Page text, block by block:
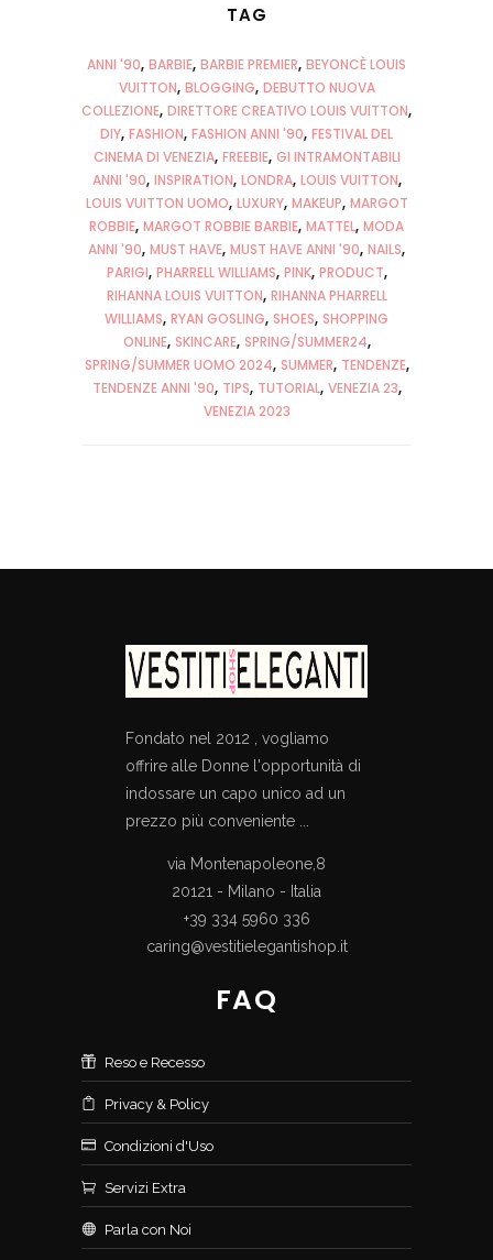
TAG
ANNI '90 BARBIE BARBIE PREMIER BEYONCÈ LOUIS
VUITTON BLOGGING DEBUTTO NUOVA
COLLEZIONE DIRETTORE CREATIVO LOUIS VUITTON
DIY FASHION FASHION ANNI '90 FESTIVAL DEL
CINEMA DI VENEZIA FREEBIE GI INTRAMONTABILI
ANNI '90 INSPIRATION LONDRA LOUIS VUITTON
LOUIS VUITTON UOMO LUXURY MAKEUP MARGOT
ROBBIE MARGOT ROBBIE BARBIE MATTEL MODA
ANNI '90 MUST HAVE MUST HAVE ANNI '90 NAILS
PARIGI PHARRELL WILLIAMS PINK PRODUCT
RIHANNA LOUIS VUITTON RIHANNA PHARRELL
WILLIAMS RYAN GOSLING SHOES SHOPPING
ONLINE SKINCARE SPRING/SUMMER24
SPRING/SUMMER UOMO 2024 SUMMER TENDENZE
TENDENZE ANNI '90 TIPS TUTORIAL VENEZIA 23
VENEZIA 2023
Fondato nel 2012 , vogliamo
offrire alle Donne l'opportunità di
indossare un capo unico ad un
prezzo più conveniente ...
via Montenapoleone,8
20121 - Milano - Italia
+39 334 5960 336
caring@vestitielegantishop.it
FAQ
Reso e Recesso
Privacy & Policy
Condizioni d'Uso
Servizi Extra
Parla con Noi